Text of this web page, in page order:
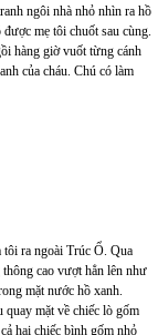
ngôi nhà nhỏ nhìn ra hồ
mẹ tôi chuốt sau cùng.
hàng giờ vuốt từng cánh
của cháu. Chú có làm
tôi ra ngoài Trúc Ổ. Qua
cao vượt hẳn lên như
mặt nước hồ xanh.
quay mặt về chiếc lò gốm
hai chiếc bình gốm nhỏ